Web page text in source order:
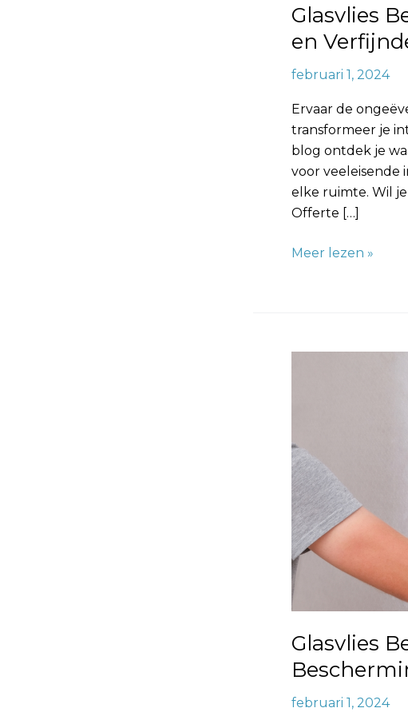
Glasvlies
en
februari 1, 2024
Ervaar de
transformeer je
blog ontdek je
voor veeleisende
elke ruimte. Wil
Offerte […]
Elke
Ruimte
Meer lezen »
Glasvlies
februari 1, 2024
Bescherming
met
Stijlvolle
Robuustheid